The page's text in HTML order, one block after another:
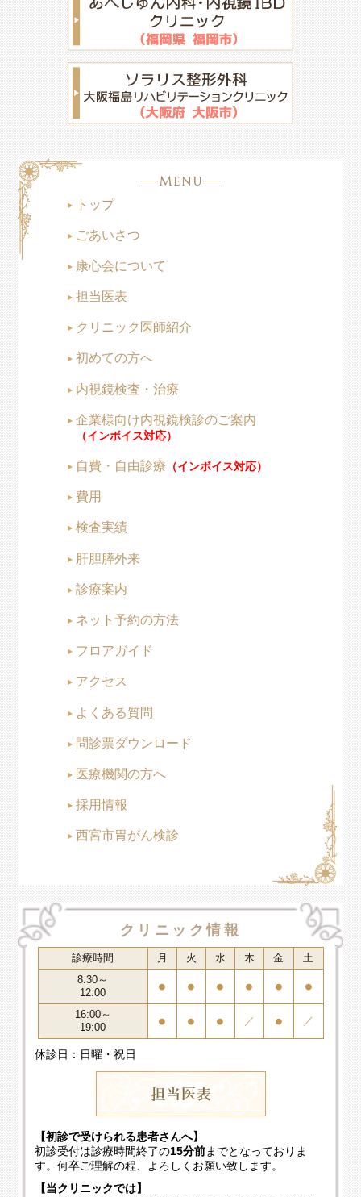
トップ
ごあいさつ
康心会について
担当医表
クリニック医師紹介
初めての方へ
内視鏡検査・治療
企業様向け内視鏡検診のご案内
（インボイス対応）
自費・自由診療 （インボイス対応）
費用
検査実績
肝胆膵外来
診療案内
ネット予約の方法
フロアガイド
アクセス
よくある質問
問診票ダウンロード
医療機関の方へ
採用情報
西宮市胃がん検診
クリニック情報
診療時間 月 火 水 木 金
土
8:30～
12:00
● ● ● ● ● ●
16:00～
19:00
● ● ● ／ ● ／
休診日：日曜・祝日
【初診で受けられる患者さんへ】
初診受付は診療時間終了の15分前までとなっておりま
す。何卒ご理解の程、よろしくお願い致します。
【当クリニックでは】